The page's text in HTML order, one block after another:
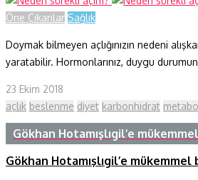
Öne Çıkanlar Sağlık
Doymak bilmeyen açlığınızın nedeni
yaratabilir. Hormonlarınız, duygu
23 Ekim 2018
açlık beslenme diyet karbonhidrat
Gökhan Hotamışlıgil’e
Gökhan Hotamışlıgil’e